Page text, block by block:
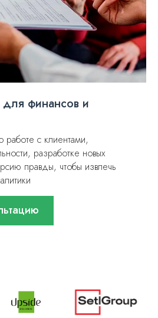
финансов и
с клиентами,
разработке новых
правды, чтобы извлечь